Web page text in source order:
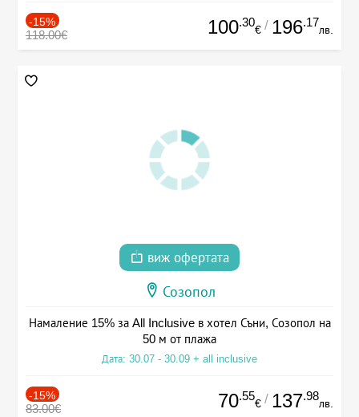
-15%
118.00€ 100.30
€ / 196.17
лв.
виж офертата
Созопол
Намаление 15% за All Inclusive в хотел Съни, Созопол на
50 м от плажа
Дата: 30.07 - 30.09 + all inclusive
-15%
83.00€ 70.55
€ / 137.98
лв.